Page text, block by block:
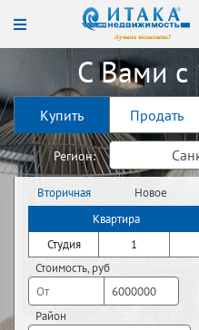
С Вами с
Купить Продать
Регион:
Вторичная
недвижимость
Новое
строительство
Квартира
Студия
1
Стоимость, руб
Район